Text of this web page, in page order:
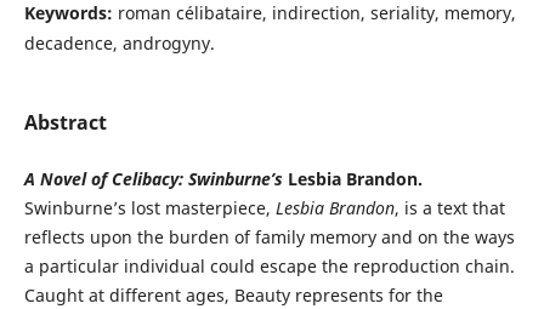
Keywords: roman célibataire, indirection, seriality, memory,
decadence, androgyny.
Abstract
A Novel of Celibacy: Swinburne’s Lesbia Brandon.
Swinburne’s lost masterpiece, Lesbia Brandon, is a text that
reflects upon the burden of family memory and on the ways
a particular individual could escape the reproduction chain.
Caught at different ages, Beauty represents for the